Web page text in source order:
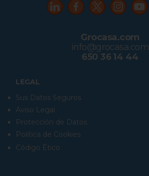
LEGAL
Sus Datos Seguros
Aviso Legal
Protección de Datos
Política de Cookies
Código Ético
Grocasa.com
info@grocasa.com
650 36 14 44